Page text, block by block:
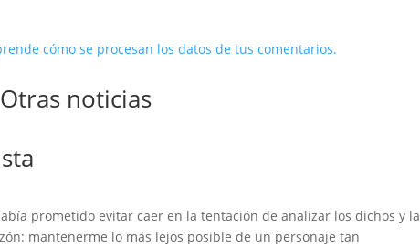
cómo se procesan los datos de tus comentarios.
Otras noticias
prometido evitar caer en la tentación de analizar los dichos y la
mantenerme lo más lejos posible de un personaje tan